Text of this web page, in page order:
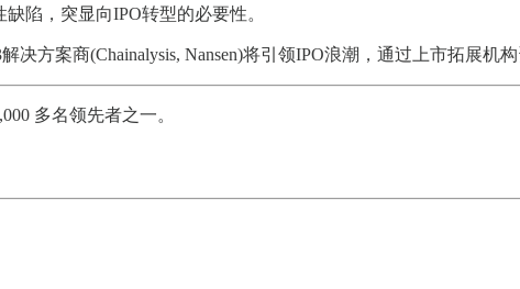
陷，突显向IPO转型的必要性。
决方案商(Chainalysis, Nansen)将引领IPO浪潮，通过上市拓展机
多名领先者之一。